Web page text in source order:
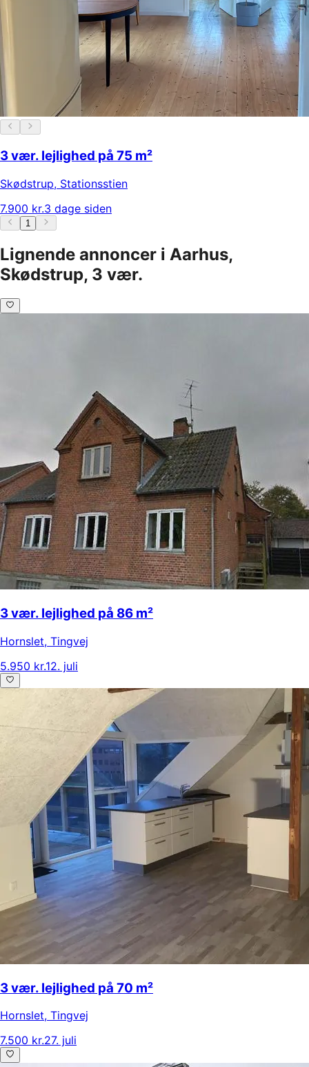
3 vær. lejlighed på 75 m²
Skødstrup, Stationsstien
7.900 kr.3 dage siden
1
Lignende annoncer i Aarhus,
Skødstrup, 3 vær.
3 vær. lejlighed på 86 m²
Hornslet, Tingvej
5.950 kr.12. juli
3 vær. lejlighed på 70 m²
Hornslet, Tingvej
7.500 kr.27. juli